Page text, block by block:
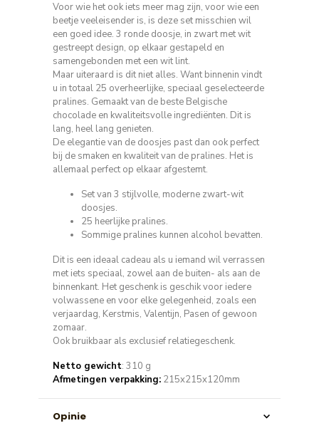
Voor wie het ook iets meer mag zijn, voor wie een
beetje veeleisender is, is deze set misschien wil
een goed idee. 3 ronde doosje, in zwart met wit
gestreept design, op elkaar gestapeld en
samengebonden met een wit lint.
Maar uiteraard is dit niet alles. Want binnenin vindt
u in totaal 25 overheerlijke, speciaal geselecteerde
pralines. Gemaakt van de beste Belgische
chocolade en kwaliteitsvolle ingrediënten. Dit is
lang, heel lang genieten.
De elegantie van de doosjes past dan ook perfect
bij de smaken en kwaliteit van de pralines. Het is
allemaal perfect op elkaar afgestemt.
Set van 3 stijlvolle, moderne zwart-wit
doosjes.
25 heerlijke pralines.
Sommige pralines kunnen alcohol bevatten.
Dit is een ideaal cadeau als u iemand wil verrassen
met iets speciaal, zowel aan de buiten- als aan de
binnenkant. Het geschenk is geschik voor iedere
volwassene en voor elke gelegenheid, zoals een
verjaardag, Kerstmis, Valentijn, Pasen of gewoon
zomaar.
Ook bruikbaar als exclusief relatiegeschenk.
Netto gewicht: 310 g
Afmetingen verpakking: 215x215x120mm
Opinie